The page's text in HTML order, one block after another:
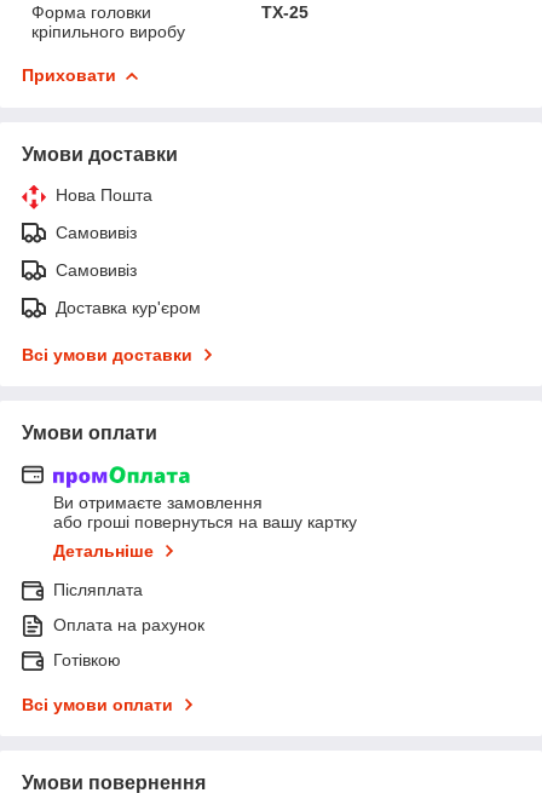
Форма головки
кріпильного виробу
ТХ-25
Приховати
Умови доставки
Нова Пошта
Самовивіз
Самовивіз
Доставка кур'єром
Всі умови доставки
Умови оплати
Ви отримаєте замовлення
або гроші повернуться на вашу картку
Детальніше
Післяплата
Оплата на рахунок
Готівкою
Всі умови оплати
Умови повернення